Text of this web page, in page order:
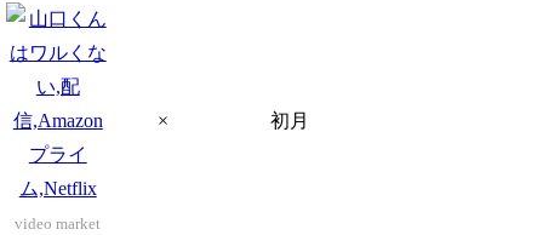
video market
× 初月